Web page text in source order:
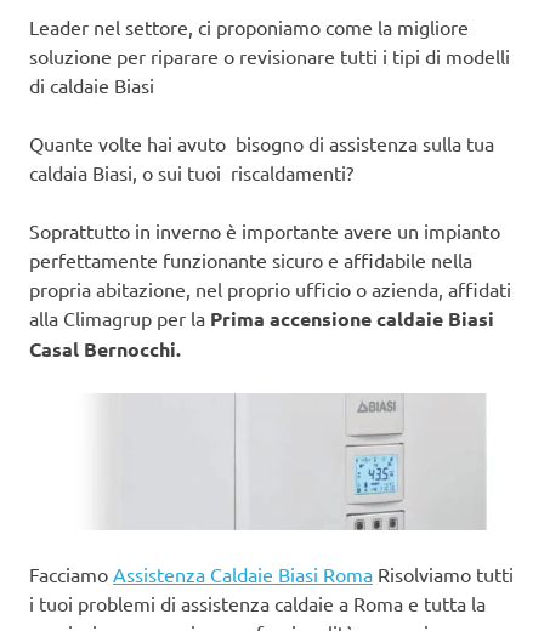
Leader nel settore, ci proponiamo come la migliore
soluzione per riparare o revisionare tutti i tipi di modelli
di caldaie Biasi
Quante volte hai avuto bisogno di assistenza sulla tua
caldaia Biasi, o sui tuoi riscaldamenti?
Soprattutto in inverno è importante avere un impianto
perfettamente funzionante sicuro e affidabile nella
propria abitazione, nel proprio ufficio o azienda, affidati
alla Climagrup per la Prima accensione caldaie Biasi
Casal Bernocchi.
Facciamo Assistenza Caldaie Biasi Roma Risolviamo tutti
i tuoi problemi di assistenza caldaie a Roma e tutta la